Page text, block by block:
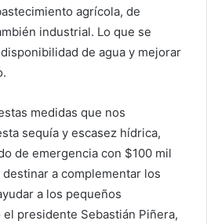
agrícola, de
industrial. Lo que se
de agua y mejorar
medidas que nos
sequía y escasez hídrica,
de emergencia con $100 mil
a complementar los
a los pequeños
presidente Sebastián Piñera,